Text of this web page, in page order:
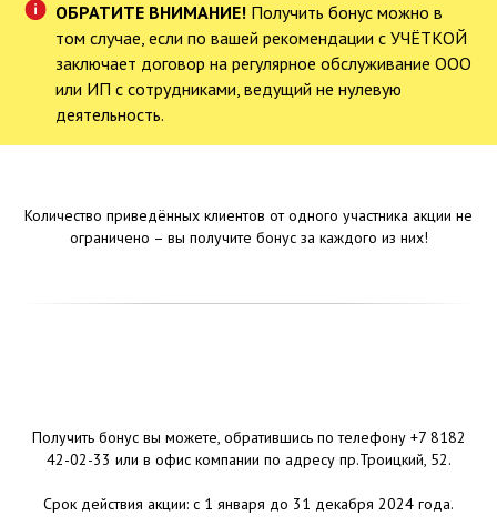
ОБРАТИТЕ ВНИМАНИЕ! Получить бонус можно в
том случае, если по вашей рекомендации с УЧЁТКОЙ
заключает договор на регулярное обслуживание ООО
или ИП с сотрудниками, ведущий не нулевую
деятельность.
Количество приведённых клиентов от одного участника акции не
ограничено – вы получите бонус за каждого из них!
Получить бонус вы можете, обратившись по телефону +7 8182
42-02-33 или в офис компании по адресу пр.Троицкий, 52.
Срок действия акции: с 1 января до 31 декабря 2024 года.